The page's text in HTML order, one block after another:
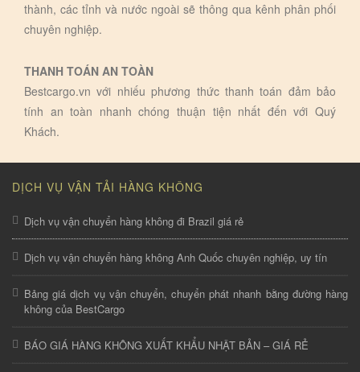
thành, các tỉnh và nước ngoài sẽ thông qua kênh phân phối
chuyên nghiệp.
THANH TOÁN AN TOÀN
Bestcargo.vn với nhiếu phương thức thanh toán đảm bảo
tính an toàn nhanh chóng thuận tiện nhất đến với Quý
Khách.
DỊCH VỤ VẬN TẢI HÀNG KHÔNG
Dịch vụ vận chuyển hàng không đi Brazil giá rẻ
Dịch vụ vận chuyển hàng không Anh Quốc chuyên nghiệp, uy tín
Bảng giá dịch vụ vận chuyển, chuyển phát nhanh bằng đường hàng
không của BestCargo
BÁO GIÁ HÀNG KHÔNG XUẤT KHẨU NHẬT BẢN – GIÁ RẺ